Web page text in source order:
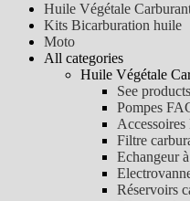
Huile Végétale
Kits Bicarburation huile
Moto
All categories
Huile Végétale
See products
Pompes
Filtre
Echangeur
Réservoirs